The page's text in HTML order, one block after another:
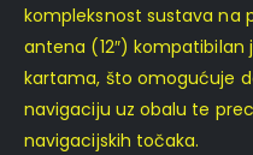
kompleksnost sustava na
antena (12″)
kartama, što omogućuje
navigaciju uz obalu te
navigacijskih točaka.